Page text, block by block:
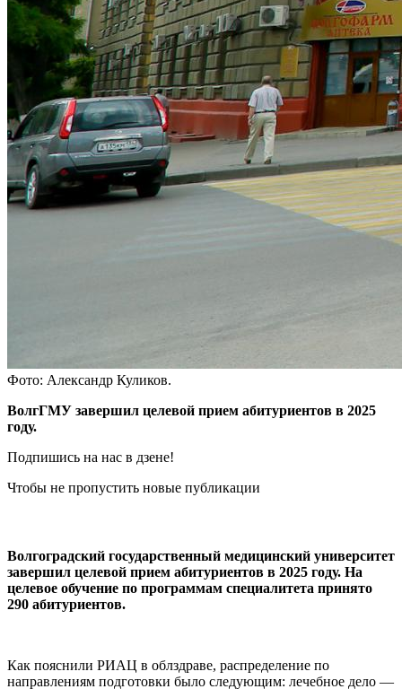
Фото: Александр Куликов.
ВолгГМУ завершил целевой прием абитуриентов в 2025
году.
Подпишись на нас в дзене!
Чтобы не пропустить новые публикации
Волгоградский государственный медицинский университет
завершил целевой прием абитуриентов в 2025 году. На
целевое обучение по программам специалитета принято
290 абитуриентов.
Как пояснили РИАЦ в облздраве, распределение по
направлениям подготовки было следующим: лечебное дело —